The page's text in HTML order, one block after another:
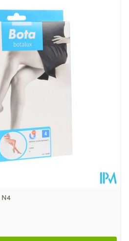
(15°C - 25°C)